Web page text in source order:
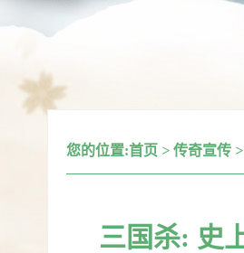
您的位置:首页 > 传奇宣传 >
三国杀: 史